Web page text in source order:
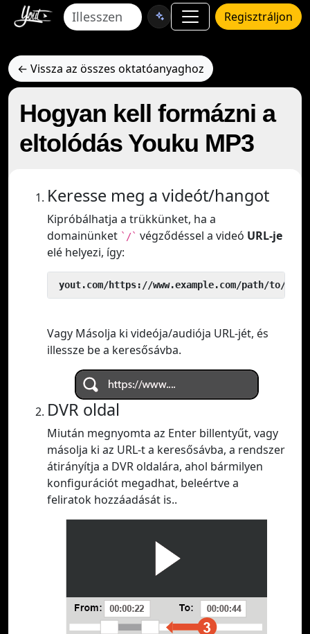
Regisztráljon
← Vissza az összes oktatóanyaghoz
Hogyan kell formázni a
eltolódás Youku MP3
Keresse meg a videót/hangot
Kipróbálhatja a trükkünket, ha a
domainünket `/` végződéssel a videó URL-je
elé helyezi, így:
yout.com/https://www.example.com/path/to/
Vagy Másolja ki videója/audiója URL-jét, és
illessze be a keresősávba.
DVR oldal
Miután megnyomta az Enter billentyűt, vagy
másolja ki az URL-t a keresősávba, a rendszer
átirányítja a DVR oldalára, ahol bármilyen
konfigurációt megadhat, beleértve a
feliratok hozzáadását is..